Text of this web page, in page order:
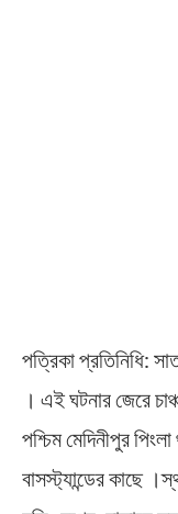
পত্রিকা প্রতিনিধি:
। এই ঘটনার জেরে
পশ্চিম মেদিনীপুর
বাসস্ট্যান্ডের কাছে